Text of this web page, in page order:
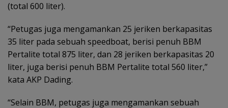
(total 600 liter).
“Petugas juga mengamankan 25 jeriken berkapasitas
35 liter pada sebuah speedboat, berisi penuh BBM
Pertalite total 875 liter, dan 28 jeriken berkapasitas 20
liter, juga berisi penuh BBM Pertalite total 560 liter,”
kata AKP Dading.
“Selain BBM, petugas juga mengamankan sebuah